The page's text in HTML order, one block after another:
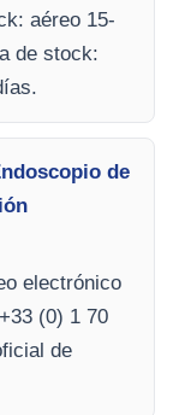
aéreo 15-
de stock:
de
electrónico
(0) 1 70
de